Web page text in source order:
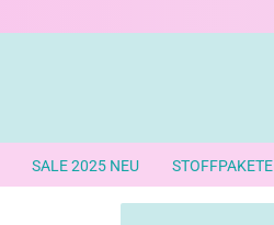
SALE 2025 NEU STOFFPAKETE